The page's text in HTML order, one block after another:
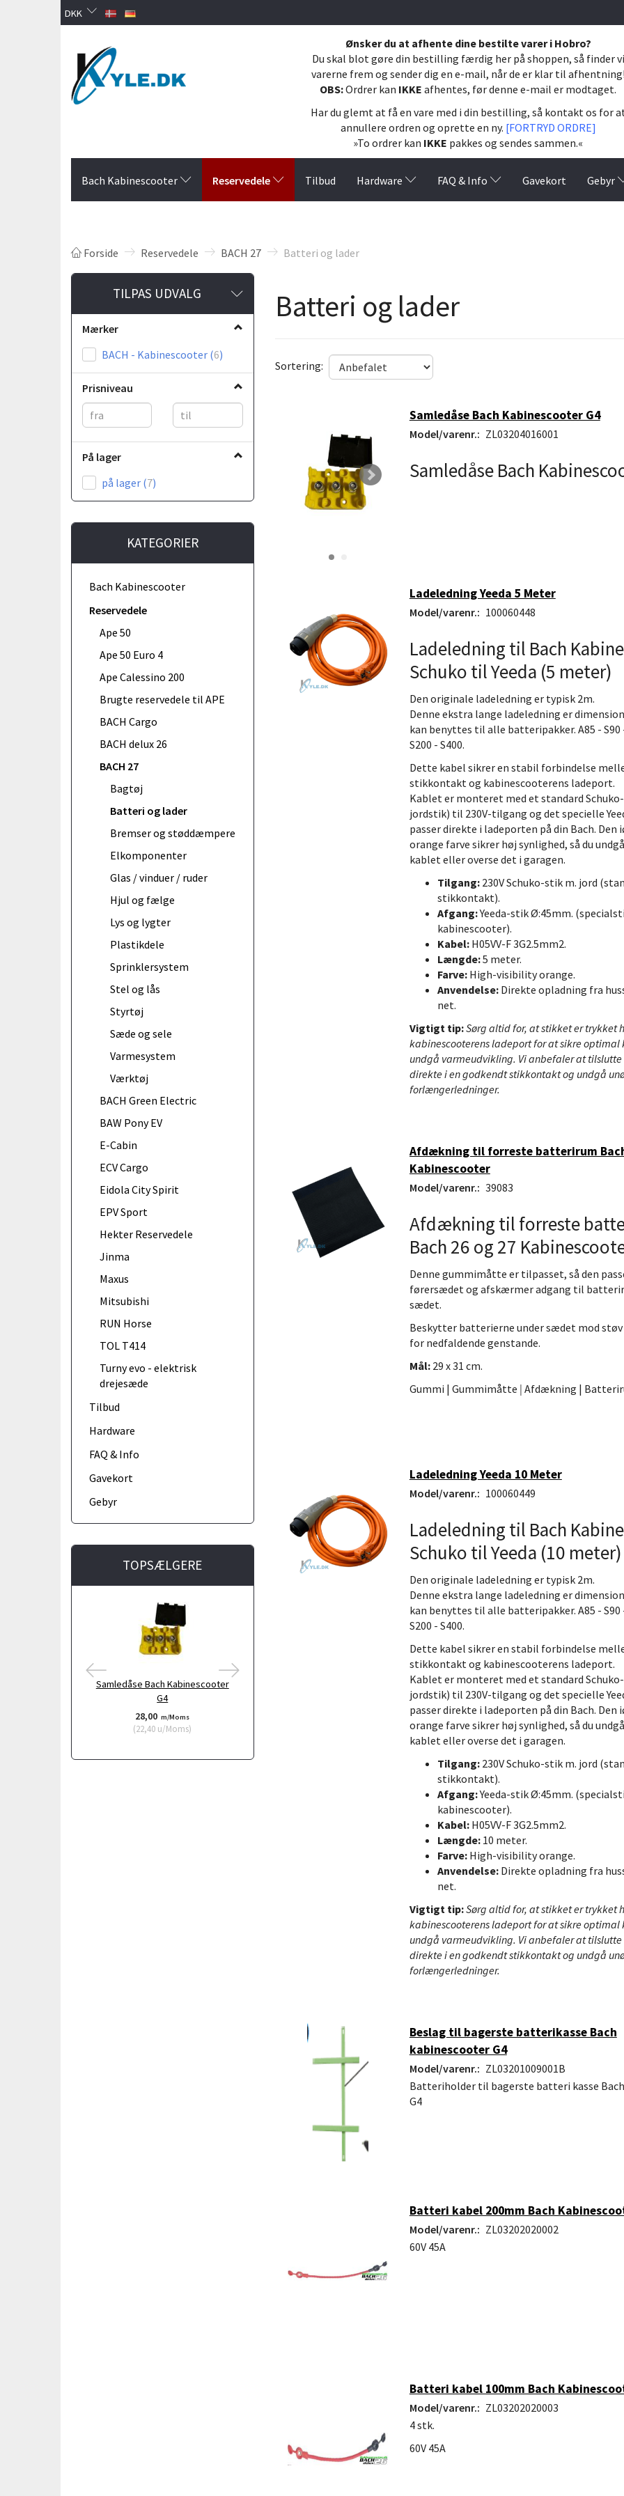
DKK
Ønsker du at afhente dine bestilte varer i Hobro?
Du skal blot gøre din bestilling færdig her på shoppen, så finder vi
varerne frem og sender dig en e-mail, når de er klar til afhentning!
OBS:Ordrer kan IKKE afhentes, før denne e-mail er modtaget.
Har du glemt at få en vare med i din bestilling, så kontakt os for
annullere ordren og oprette en ny. [FORTRYD ORDRE]
»To ordrer kan IKKE pakkes og sendes sammen.«
Bach Kabinescooter Reservedele Tilbud Hardware FAQ & Info Gavekort Gebyr
Forside Reservedele BACH 27 Batteri og lader
TILPAS UDVALG
filter
Mærker
BACH - Kabinescooter (6)
Prisniveau
På lager
på lager (7)
KATEGORIER
Bach Kabinescooter
Reservedele
Ape 50
Ape 50 Euro 4
Ape Calessino 200
Brugte reservedele til APE
BACH Cargo
BACH delux 26
BACH 27
Bagtøj
Batteri og lader
Bremser og støddæmpere
Elkomponenter
Glas / vinduer / ruder
Hjul og fælge
Lys og lygter
Plastikdele
Sprinklersystem
Stel og lås
Styrtøj
Sæde og sele
Varmesystem
Værktøj
BACH Green Electric
BAW Pony EV
E-Cabin
ECV Cargo
Eidola City Spirit
EPV Sport
Hekter Reservedele
Jinma
Maxus
Mitsubishi
RUN Horse
TOL T414
Turny evo - elektrisk
drejesæde
Tilbud
Hardware
FAQ & Info
Gavekort
Gebyr
TOPSÆLGERE
Samledåse Bach Kabinescooter
G4
28,00 m/Moms
(22,40 u/Moms)
Afdækning til forreste batterirum
Bach Kabinescooter
59,95 m/Moms
(47,96u/Moms) (
Batteri og lader
Sortering:
Samledåse Bach Kabinescooter G4
Model/varenr.: ZL03204016001
Samledåse Bach
Ladeledning Yeeda 5 Meter
Model/varenr.: 100060448
Ladeledning til Bach
Schuko til Yeeda (5 meter)
Den originale ladeledning er typisk 2m.
Denne ekstra lange ladeledning er
kan benyttes til alle batteripakker. A85 - S90
S200 - S400.
Dette kabel sikrer en stabil forbindelse
stikkontakt og kabinescooterens ladeport.
Kablet er monteret med et standard
jordstik) til 230V-tilgang og det specielle
passer direkte i ladeporten på din Bach. Den
orange farve sikrer høj synlighed, så du
kablet eller overse det i garagen.
Tilgang:230V Schuko-stik m. jord
stikkontakt).
Afgang:Yeeda-stik Ø:45mm.
kabinescooter).
Kabel:H05VV-F 3G2.5mm2.
Længde:5 meter.
Farve:High-visibility orange.
Anvendelse:Direkte opladning fra
net.
Vigtigt tip:Sørg altid for, at stikket er trykket
kabinescooterens ladeport for at sikre optimal
undgå varmeudvikling. Vi anbefaler at
direkte i en godkendt stikkontakt og undgå
forlængerledninger.
Afdækning til forreste batterirum
Kabinescooter
Model/varenr.: 39083
Afdækning til forreste
Bach 26 og 27
Denne gummimåtte er tilpasset, så den
førersædet og afskærmer adgang til
sædet.
Beskytter batterierne under sædet mod støv
for nedfaldende genstande.
Mål:29 x 31 cm.
Gummi | Gummimåtte | Afdækning |
Ladeledning Yeeda 10 Meter
Model/varenr.: 100060449
Ladeledning til Bach
Schuko til Yeeda (10 meter)
Den originale ladeledning er typisk 2m.
Denne ekstra lange ladeledning er
kan benyttes til alle batteripakker. A85 - S90
S200 - S400.
Dette kabel sikrer en stabil forbindelse
stikkontakt og kabinescooterens ladeport.
Kablet er monteret med et standard
jordstik) til 230V-tilgang og det specielle
passer direkte i ladeporten på din Bach. Den
orange farve sikrer høj synlighed, så du
kablet eller overse det i garagen.
Tilgang:230V Schuko-stik m. jord
stikkontakt).
Afgang:Yeeda-stik Ø:45mm.
kabinescooter).
Kabel:H05VV-F 3G2.5mm2.
Længde:10 meter.
Farve:High-visibility orange.
Anvendelse:Direkte opladning fra
net.
Vigtigt tip:Sørg altid for, at stikket er trykket
kabinescooterens ladeport for at sikre optimal
undgå varmeudvikling. Vi anbefaler at
direkte i en godkendt stikkontakt og undgå
forlængerledninger.
Beslag til bagerste batterikasse Bach
kabinescooter G4
Model/varenr.: ZL03201009001B
Batteriholder til bagerste batteri kasse
G4
Batteri kabel 200mm Bach
Model/varenr.: ZL03202020002
60V 45A
Batteri kabel 100mm Bach
Model/varenr.: ZL03202020003
4 stk.
60V 45A